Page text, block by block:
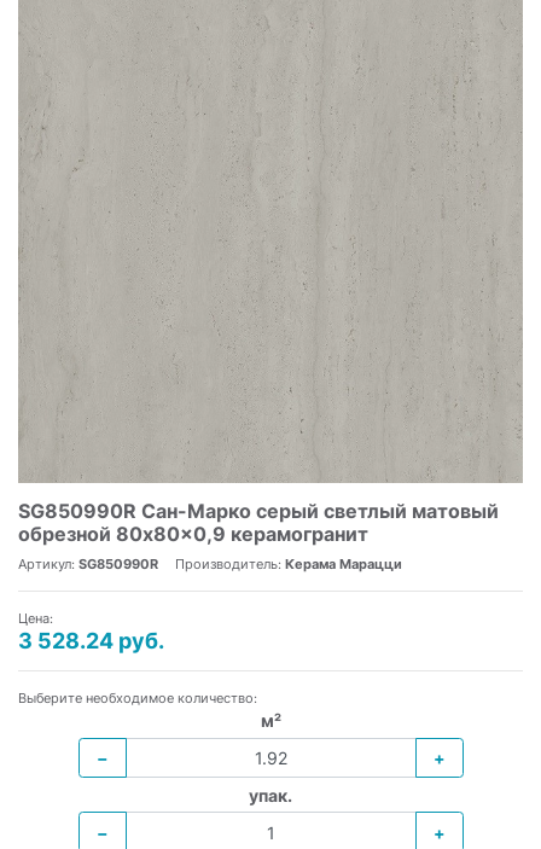
SG850990R Сан-Марко серый светлый матовый
обрезной 80x80x0,9 керамогранит
Артикул: SG850990R Производитель: Керама Марацци
Цена:
3 528.24 руб.
Выберите необходимое количество:
м²
−
+
упак.
−
+